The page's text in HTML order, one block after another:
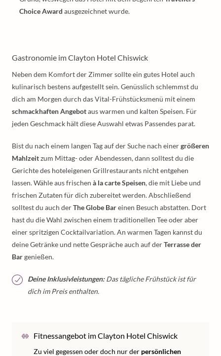
Choice Award ausgezeichnet wurde.
Gastronomie im Clayton Hotel Chiswick
Neben dem Komfort der Zimmer sollte ein gutes Hotel auch
kulinarisch bestens aufgestellt sein. Genüsslich schlemmst du
dich am Morgen durch das Vital-Frühstücksmenü mit einem
schmackhaften Angebotaus warmen und kalten Speisen. Für
jeden Geschmack hält diese Auswahl etwas Passendes parat.
Bist du nach einem langen Tag auf der Suche nach einergrößeren
Mahlzeitzum Mittag- oder Abendessen, dann solltest du die
Gerichte des hoteleigenen Grillrestaurants nicht entgehen
lassen. Wähle aus frischen à la carte Speisen, die mit Liebe und
frischen Zutaten für dich zubereitet werden. Abschließend
solltest du auch derThe Globe Bareinen Besuch abstatten. Dort
hast du die Wahl zwischen einem traditionellen Tee oder aber
einer spritzigen Cocktailvariation. An warmen Tagen kannst du
deine Getränke und nette Gespräche auch auf derTerrasse der
Bargenießen.
Deine Inklusivleistungen:Das tägliche Frühstück ist für
dich im Preis enthalten.
Fitnessangebot im Clayton Hotel Chiswick
Zu viel gegessen oder doch nur der persönlichen